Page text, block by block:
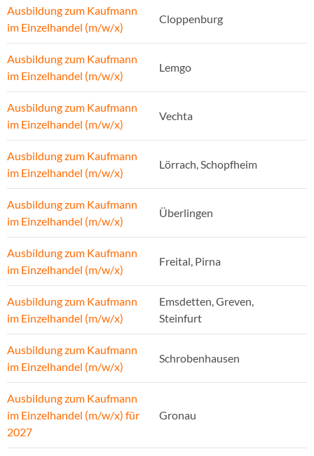
Ausbildung zum Kaufmann
im Einzelhandel (m/w/x)
Cloppenburg
Ausbildung zum Kaufmann
im Einzelhandel (m/w/x)
Lemgo
Ausbildung zum Kaufmann
im Einzelhandel (m/w/x)
Vechta
Ausbildung zum Kaufmann
im Einzelhandel (m/w/x)
Lörrach, Schopfheim
Ausbildung zum Kaufmann
im Einzelhandel (m/w/x)
Überlingen
Ausbildung zum Kaufmann
im Einzelhandel (m/w/x)
Freital, Pirna
Ausbildung zum Kaufmann
im Einzelhandel (m/w/x)
Emsdetten, Greven,
Steinfurt
Ausbildung zum Kaufmann
im Einzelhandel (m/w/x)
Schrobenhausen
Ausbildung zum Kaufmann
im Einzelhandel (m/w/x) für
2027
Gronau